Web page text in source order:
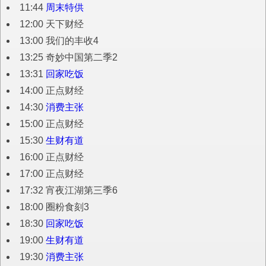
11:44 周末特供
12:00 天下财经
13:00 我们的丰收4
13:25 奇妙中国第二季2
13:31 回家吃饭
14:00 正点财经
14:30 消费主张
15:00 正点财经
15:30 生财有道
16:00 正点财经
17:00 正点财经
17:32 宵夜江湖第三季6
18:00 圈粉食刻3
18:30 回家吃饭
19:00 生财有道
19:30 消费主张